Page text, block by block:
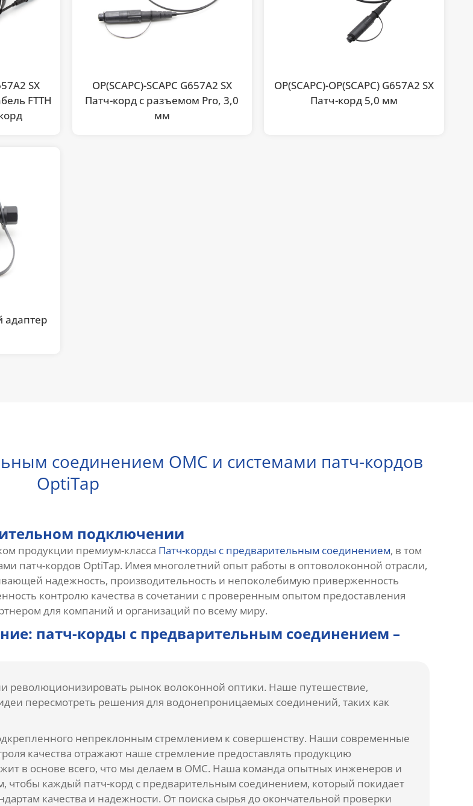
SX
FTTH
OP(SCAPC)-SCAPC G657A2 SX
Патч-корд с разъемом Pro, 3,0
мм
OP(SCAPC)-OP(SCAPC) G657A2 SX
Патч-корд 5,0 мм
соединением OMC и системами патч-кордов
OptiTap
подключении
продукции премиум-класса Патч-корды с предварительным соединением, в том
патч-кордов OptiTap. Имея многолетний опыт работы в оптоволоконной отрасли,
надежность, производительность и непоколебимую приверженность
контролю качества в сочетании с проверенным опытом предоставления
для компаний и организаций по всему миру.
патч-корды с предварительным соединением –
революционизировать рынок волоконной оптики. Наше путешествие,
пересмотреть решения для водонепроницаемых соединений, таких как
непреклонным стремлением к совершенству. Наши современные
качества отражают наше стремление предоставлять продукцию
в основе всего, что мы делаем в OMC. Наша команда опытных инженеров и
чтобы каждый патч-корд с предварительным соединением, который покидает
качества и надежности. От поиска сырья до окончательной проверки